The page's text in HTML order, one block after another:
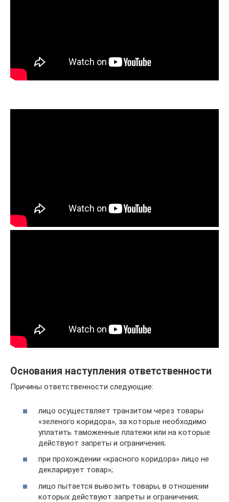
Основания наступления ответственности
Причины ответственности следующие:
лицо осуществляет транзитом через товары
«зеленого коридора», за которые необходимо
уплатить таможенные платежи или на которые
действуют запреты и ограничения;
при прохождении «красного коридора» лицо не
декларирует товар»;
лицо пытается вывозить товары, в отношении
которых действуют запреты и ограничения;